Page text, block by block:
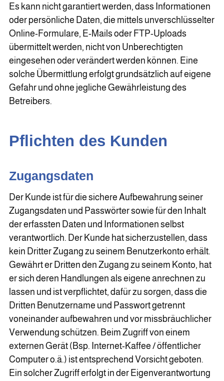
Es kann nicht garantiert werden, dass Informationen
oder persönliche Daten, die mittels unverschlüsselter
Online-Formulare, E-Mails oder FTP-Uploads
übermittelt werden, nicht von Unberechtigten
eingesehen oder verändert werden können. Eine
solche Übermittlung erfolgt grundsätzlich auf eigene
Gefahr und ohne jegliche Gewährleistung des
Betreibers.
Pflichten des Kunden
Zugangsdaten
Der Kunde ist für die sichere Aufbewahrung seiner
Zugangsdaten und Passwörter sowie für den Inhalt
der erfassten Daten und Informationen selbst
verantwortlich. Der Kunde hat sicherzustellen, dass
kein Dritter Zugang zu seinem Benutzerkonto erhält.
Gewährt er Dritten den Zugang zu seinem Konto, hat
er sich deren Handlungen als eigene anrechnen zu
lassen und ist verpflichtet, dafür zu sorgen, dass die
Dritten Benutzername und Passwort getrennt
voneinander aufbewahren und vor missbräuchlicher
Verwendung schützen. Beim Zugriff von einem
externen Gerät (Bsp. Internet-Kaffee / öffentlicher
Computer o.ä.) ist entsprechend Vorsicht geboten.
Ein solcher Zugriff erfolgt in der Eigenverantwortung